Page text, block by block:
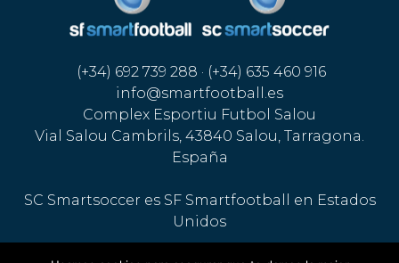
(+34) 692 739 288 · (+34) 635 460 916
info@smartfootball.es
Complex Esportiu Futbol Salou
Vial Salou Cambrils, 43840 Salou, Tarragona.
España
SC Smartsoccer es SF Smartfootball en Estados
Unidos